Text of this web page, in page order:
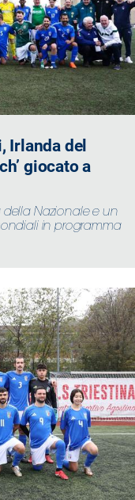
Irlanda del
giocato a
della Nazionale e un
in programma